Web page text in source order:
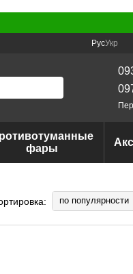
РусУкр
фары
по популярности